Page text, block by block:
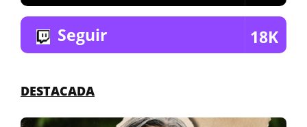
Seguir 18K
DESTACADA